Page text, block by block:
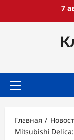
7
Основное
Главная
Mitsubishi